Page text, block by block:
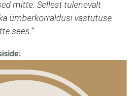
mitte. Sellest tulenevalt
ümberkorraldusi vastutuse
sees.“